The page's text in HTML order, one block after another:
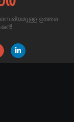
ഉത്തര